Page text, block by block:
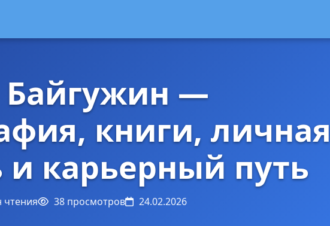
Байгужин —
книги, личная
карьерный путь
чтения 38 просмотров 24.02.2026